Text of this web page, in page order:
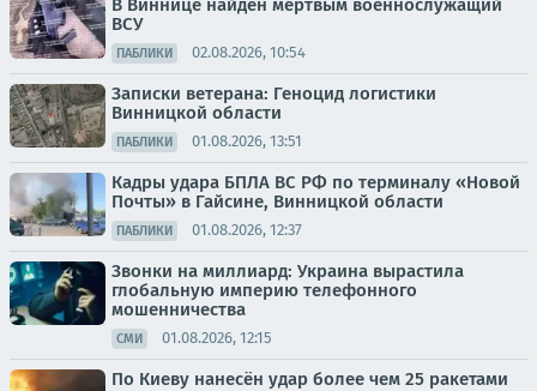
В Виннице найден мёртвым военнослужащий
ВСУ
ПАБЛИКИ 02.08.2026, 10:54
Записки ветерана: Геноцид логистики
Винницкой области
ПАБЛИКИ 01.08.2026, 13:51
Кадры удара БПЛА ВС РФ по терминалу «Новой
Почты» в Гайсине, Винницкой области
ПАБЛИКИ 01.08.2026, 12:37
Звонки на миллиард: Украина вырастила
глобальную империю телефонного
мошенничества
СМИ 01.08.2026, 12:15
По Киеву нанесён удар более чем 25 ракетами